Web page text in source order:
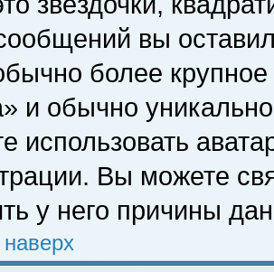
вы
более
и обычно
использовать
Вы можете
у него причины